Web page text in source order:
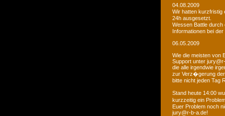
04.08.2009
Wir hatten kurzfristig
24h ausgesetzt.
Wessen Battle
Informationen bei
06.05.2009
Wie die meisten von
Support unter
die alle irgendwie
zur Verz�gerung der
bitte nicht jeden Tag
Stand heute 14:00
kurzzeitig ein
Euer Problem noch
jury@r-b-a.de!